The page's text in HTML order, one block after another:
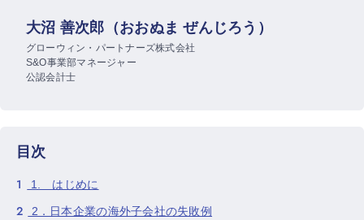
大沼 善次郎（おおぬま ぜんじろう）
グローウィン・パートナーズ株式会社
S&O事業部マネージャー
公認会計士
目次
1
1. はじめに
2 2．日本企業の海外子会社の失敗例